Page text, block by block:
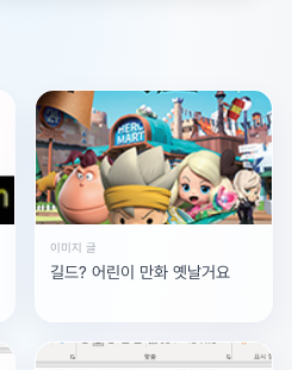
이미지 글
길드? 어린이 만화 옛날거요